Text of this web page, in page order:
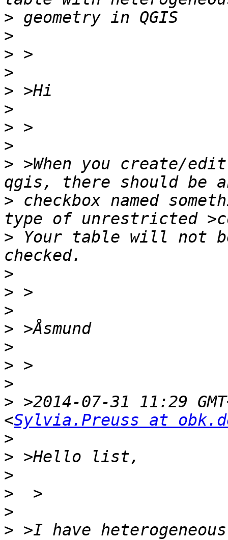
>
>
>
>
>
>
>
>
> >When you create/
> checkbox named
> Your table will not
>
>
>
>
>
>
>
> >2014-07-31 11:29
<Sylvia.Preuss at
>
>
>
>
>
> >I have